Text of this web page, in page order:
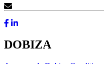
DOBIZA